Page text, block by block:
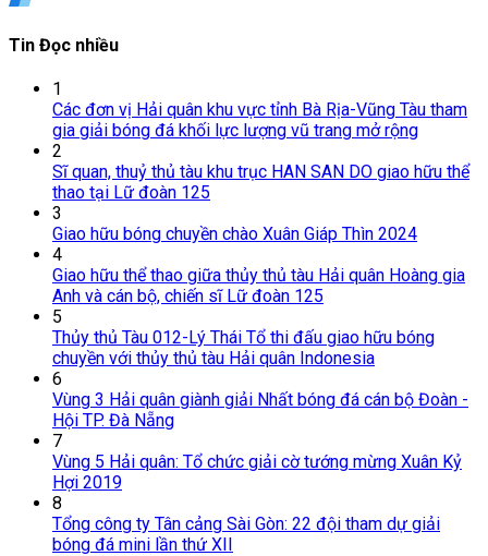
Tin Đọc nhiều
1
Các đơn vị Hải quân khu vực tỉnh Bà Rịa-Vũng Tàu tham
gia giải bóng đá khối lực lượng vũ trang mở rộng
2
Sĩ quan, thuỷ thủ tàu khu trục HAN SAN DO giao hữu thể
thao tại Lữ đoàn 125
3
Giao hữu bóng chuyền chào Xuân Giáp Thìn 2024
4
Giao hữu thể thao giữa thủy thủ tàu Hải quân Hoàng gia
Anh và cán bộ, chiến sĩ Lữ đoàn 125
5
Thủy thủ Tàu 012-Lý Thái Tổ thi đấu giao hữu bóng
chuyền với thủy thủ tàu Hải quân Indonesia
6
Vùng 3 Hải quân giành giải Nhất bóng đá cán bộ Đoàn -
Hội TP. Đà Nẵng
7
Vùng 5 Hải quân: Tổ chức giải cờ tướng mừng Xuân Kỷ
Hợi 2019
8
Tổng công ty Tân cảng Sài Gòn: 22 đội tham dự giải
bóng đá mini lần thứ XII